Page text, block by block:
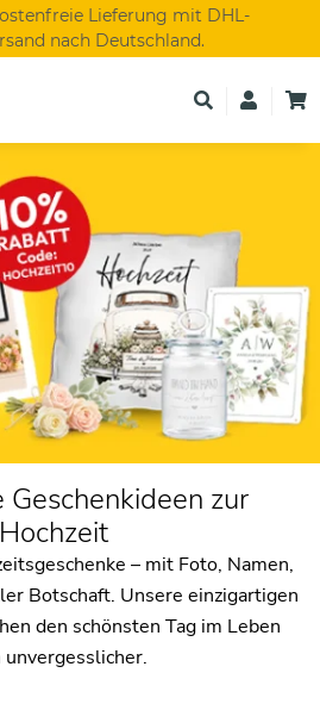
Lieferung mit DHL-
nach Deutschland.
zur
Hochzeit
– mit Foto, Namen,
Botschaft. Unsere einzigartigen
den schönsten Tag im Leben
unvergesslicher.